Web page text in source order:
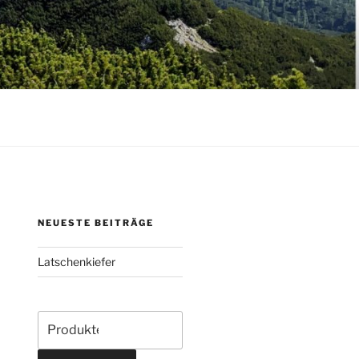
NEUESTE BEITRÄGE
Latschenkiefer
nach: